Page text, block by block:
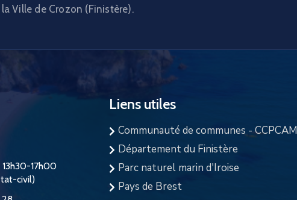
Ville de Crozon (Finistère).
17h00
civil)
Liens utiles
Communauté de communes - CCPCAM
Département du Finistère
Parc naturel marin d'Iroise
Pays de Brest